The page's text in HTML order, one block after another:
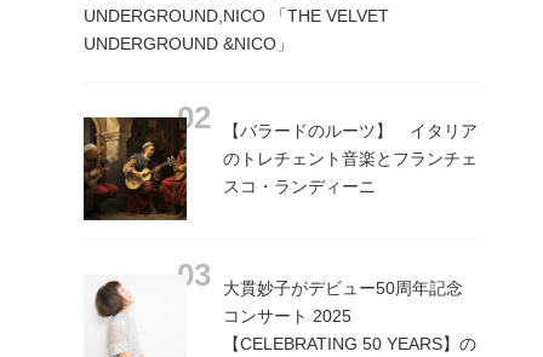
UNDERGROUND,NICO 「THE VELVET
UNDERGROUND &NICO」
【バラードのルーツ】 イタリア
のトレチェント音楽とフランチェ
スコ・ランディーニ
大貫妙子がデビュー50周年記念
コンサート 2025
【CELEBRATING 50 YEARS】の